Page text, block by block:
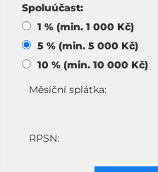
Spoluúčast:
1 % (min. 1 000 Kč)
5 % (min. 5 000 Kč)
10 % (min. 10 000 Kč)
Měsíční splátka:
RPSN: